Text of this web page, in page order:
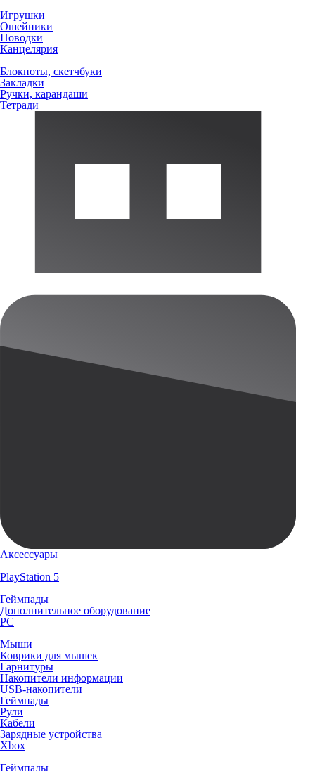
Игрушки
Ошейники
Поводки
Канцелярия
Блокноты, скетчбуки
Закладки
Ручки, карандаши
Тетради
Аксессуары
PlayStation 5
Геймпады
Дополнительное оборудование
PC
Мыши
Коврики для мышек
Гарнитуры
Накопители информации
USB-накопители
Геймпады
Рули
Кабели
Зарядные устройства
Xbox
Геймпады